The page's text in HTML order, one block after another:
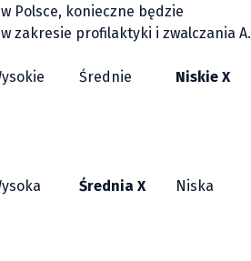
Polsce, konieczne będzie
zakresie profilaktyki i zwalczania A.
Średnie Niskie X
Średnia X Niska